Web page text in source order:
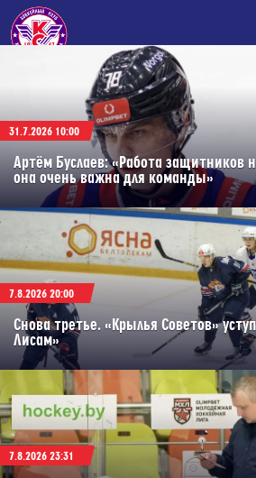
31.7.2026 10:00
Артём Буслаев: «Работа защитников
она очень важна для команды»
7.8.2026 20:00
Снова третье. «Крылья Советов»
Лисам»
7.8.2026 23:31